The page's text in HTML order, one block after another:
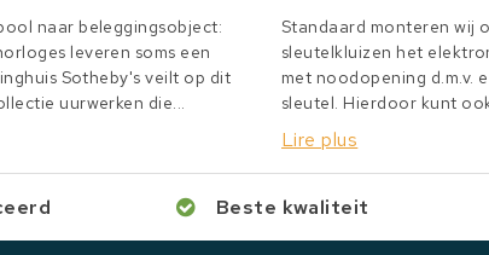
naar beleggingsobject:
leveren soms een
Sotheby's veilt op dit
uurwerken die...
Standaard monteren wij
sleutelkluizen het
met noodopening d.m.v.
sleutel. Hierdoor kunt
Lire plus
Beste kwaliteit